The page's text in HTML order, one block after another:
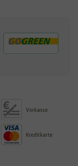
Vorkasse
Kreditkarte